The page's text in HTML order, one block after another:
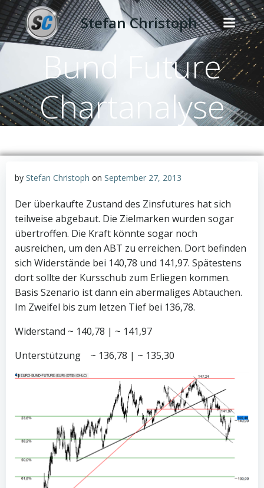
Zum
Inhalt
springen
Stefan Christoph
Bund Future
Chartanalyse
by Stefan Christoph on September 27, 2013
Der überkaufte Zustand des Zinsfutures hat sich
teilweise abgebaut. Die Zielmarken wurden sogar
übertroffen. Die Kraft könnte sogar noch
ausreichen, um den ABT zu erreichen. Dort befinden
sich Widerstände bei 140,78 und 141,97. Spätestens
dort sollte der Kursschub zum Erliegen kommen.
Basis Szenario ist dann ein abermaliges Abtauchen.
Im Zweifel bis zum letzen Tief bei 136,78.
Widerstand ~ 140,78 | ~ 141,97
Unterstützung ~ 136,78 | ~ 135,30